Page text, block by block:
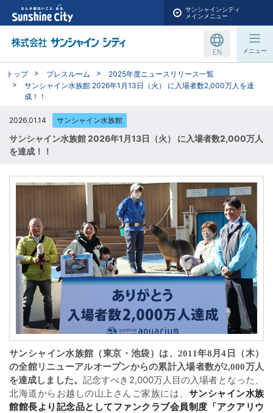
サンシャインシティ
メインメニュー
EN メニュー
トップ プレスルーム
2025年度ニュースリリース一覧
サンシャイン水族館 2026年1月13日（火） に入場者数2,000万人を達
成！！
2026.01.14 サンシャイン水族館
サンシャイン水族館 2026年1月13日（火） に入場者数2,000万人
を達成！！
サンシャイン水族館（東京・池袋）は、2011年8月4日（木）
の全館リニューアルオープンからの累計入場者数が2,000万人
を達成しました。 記念すべき2,000万人目の入場者となった、
北海道からお越しの山上さんご家族には、 サンシャイン水族
館館長より記念品としてファンクラブ会員制度「アクアリウ